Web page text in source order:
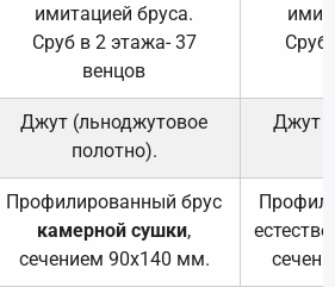
имитацией бруса.
Сруб в 2 этажа- 37
венцов
Сруб
Джут (льноджутовое
полотно).
Джут
Профилированный брус
камерной сушки,
сечением 90х140 мм.